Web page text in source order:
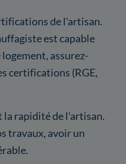
de l'artisan.
est capable
assurez-
certifications (RGE,
la rapidité de l'artisan.
travaux, avoir un